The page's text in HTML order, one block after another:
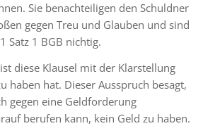
Sie benachteiligen den Schuldner
gegen Treu und Glauben und sind
Satz 1 BGB nichtig.
diese Klausel mit der Klarstellung
haben hat. Dieser Ausspruch besagt,
gegen eine Geldforderung
berufen kann, kein Geld zu haben.